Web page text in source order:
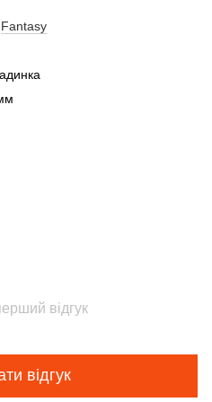
Fantasy
відгук
відгук